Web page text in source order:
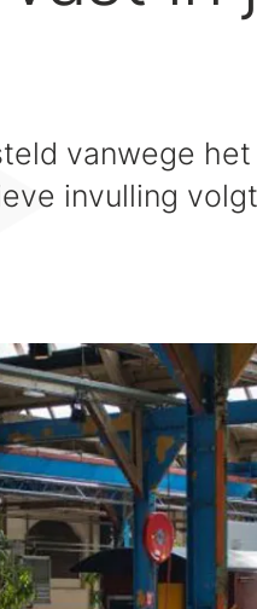
vanwege
invulling